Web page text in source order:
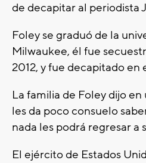
de decapitar al periodista
Foley se graduó de la
Milwaukee, él fue
2012, y fue decapitado en
La familia de Foley dijo
les da poco consuelo
nada les podrá regresar a
El ejército de Estados